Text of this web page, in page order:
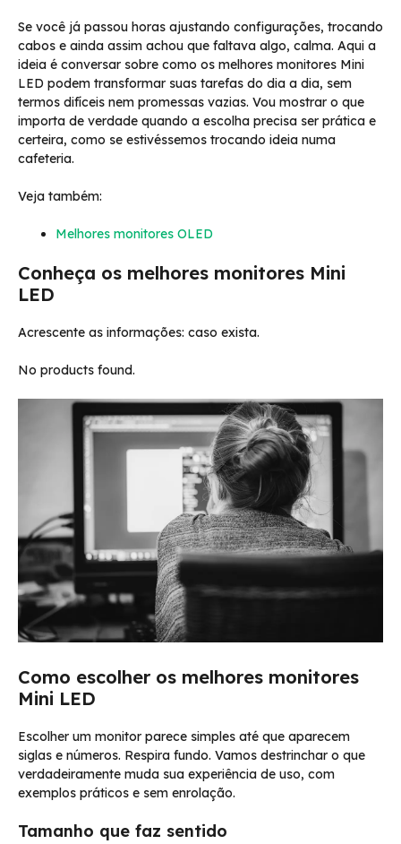
Se você já passou horas ajustando configurações, trocando
cabos e ainda assim achou que faltava algo, calma. Aqui a
ideia é conversar sobre como os melhores monitores Mini
LED podem transformar suas tarefas do dia a dia, sem
termos difíceis nem promessas vazias. Vou mostrar o que
importa de verdade quando a escolha precisa ser prática e
certeira, como se estivéssemos trocando ideia numa
cafeteria.
Veja também:
Melhores monitores OLED
Conheça os melhores monitores Mini
LED
Acrescente as informações: caso exista.
No products found.
Como escolher os melhores monitores
Mini LED
Escolher um monitor parece simples até que aparecem
siglas e números. Respira fundo. Vamos destrinchar o que
verdadeiramente muda sua experiência de uso, com
exemplos práticos e sem enrolação.
Tamanho que faz sentido